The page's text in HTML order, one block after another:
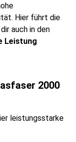
Hier führt die
auch in den
Leistung
2000
leistungsstarke